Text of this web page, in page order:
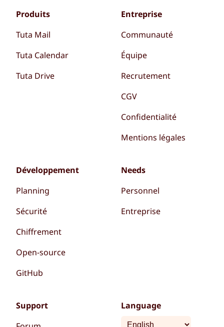
Produits
Tuta Mail
Tuta Calendar
Tuta Drive
Entreprise
Communauté
Équipe
Recrutement
CGV
Confidentialité
Mentions légales
Développement
Planning
Sécurité
Chiffrement
Open-source
GitHub
Needs
Personnel
Entreprise
Support
Language